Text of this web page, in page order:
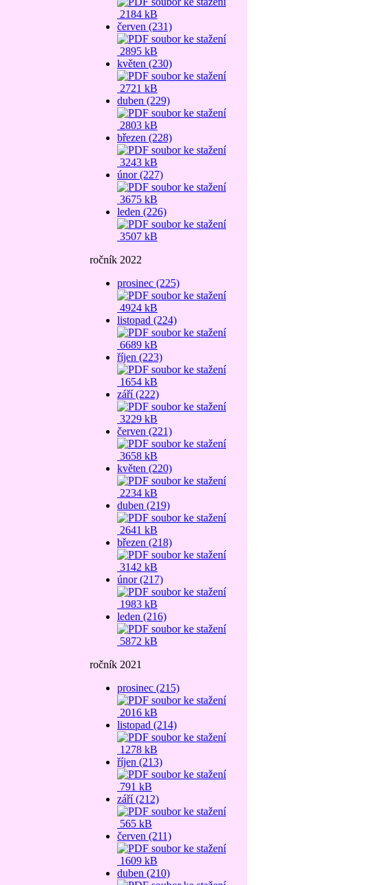
2184 kB
červen (231)
2895 kB
květen (230)
2721 kB
duben (229)
2803 kB
březen (228)
3243 kB
únor (227)
3675 kB
leden (226)
3507 kB
ročník 2022
prosinec (225)
4924 kB
listopad (224)
6689 kB
říjen (223)
1654 kB
září (222)
3229 kB
červen (221)
3658 kB
květen (220)
2234 kB
duben (219)
2641 kB
březen (218)
3142 kB
únor (217)
1983 kB
leden (216)
5872 kB
ročník 2021
prosinec (215)
2016 kB
listopad (214)
1278 kB
říjen (213)
791 kB
září (212)
565 kB
červen (211)
1609 kB
duben (210)